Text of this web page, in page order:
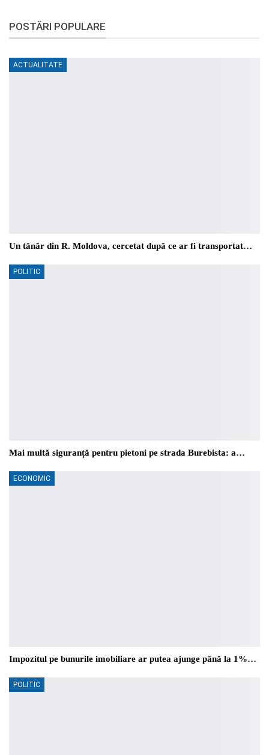
POSTĂRI POPULARE
ACTUALITATE
Un tânăr din R. Moldova, cercetat după ce ar fi transportat…
POLITIC
Mai multă siguranță pentru pietoni pe strada Burebista: a…
ECONOMIC
Impozitul pe bunurile imobiliare ar putea ajunge până la 1%…
POLITIC